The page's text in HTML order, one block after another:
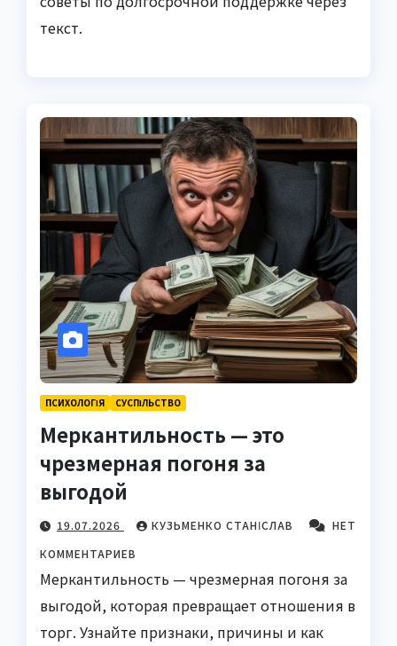
текст.
ПСИХОЛОГІЯ СУCПІЛЬСТВО
Меркантильность — это
чрезмерная погоня за
выгодой
19.07.2026 КУЗЬМЕНКО СТАНІСЛАВ
НЕТ
КОММЕНТАРИЕВ
Меркантильность — чрезмерная погоня за
выгодой, которая превращает отношения в
торг. Узнайте признаки, причины и как